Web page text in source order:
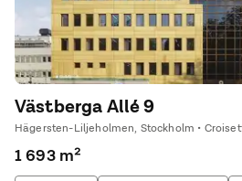
Västberga Allé 9
Hägersten-Liljeholmen, Stockholm •
1 693 m²